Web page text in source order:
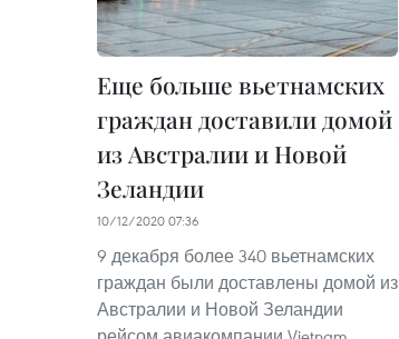
Еще больше вьетнамских
граждан доставили домой
из Австралии и Новой
Зеландии
10/12/2020 07:36
9 декабря более 340 вьетнамских
граждан были доставлены домой из
Австралии и Новой Зеландии